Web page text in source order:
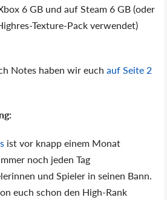
6 GB und auf Steam 6 GB (oder
Texture-Pack verwendet)
Notes haben wir euch auf Seite 2
ist vor knapp einem Monat
noch jeden Tag
und Spieler in seinen Bann.
euch schon den High-Rank